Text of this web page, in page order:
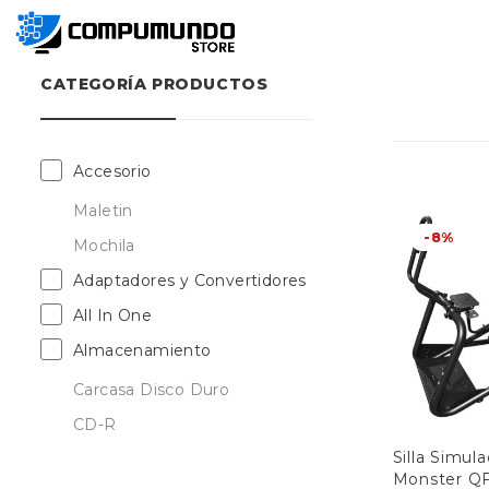
CATEGORÍA PRODUCTOS
Accesorio
Maletin
Mochila
Adaptadores y Convertidores
All In One
Almacenamiento
Carcasa Disco Duro
CD-R
-8%
Silla
Monster